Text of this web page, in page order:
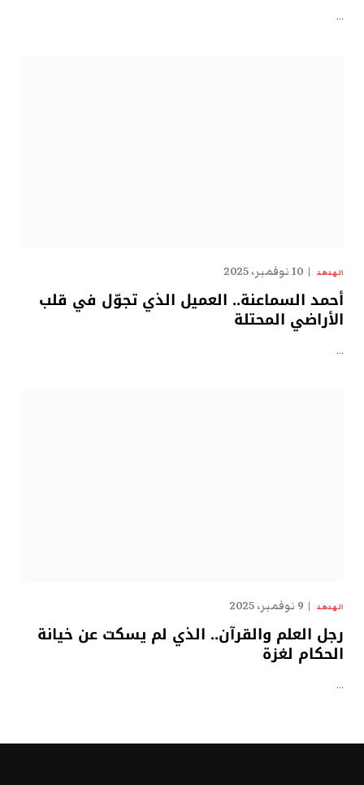
…
الهدهد 10 نوفمبر، 2025
أحمد السماعنة.. العميل الذي تجوّل في قلب
الأراضي المحتلة
…
الهدهد 9 نوفمبر، 2025
رجل العلم والقرآن.. الذي لم يسكت عن خيانة
الحكام لغزة
…